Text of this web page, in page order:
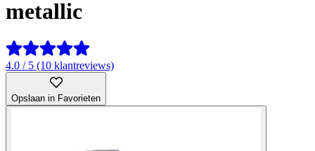
metallic
4.0 / 5 (10 klantreviews)
Opslaan in Favorieten